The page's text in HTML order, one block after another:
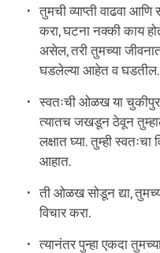
तुमची व्याप्ती वाढवा आणि
करा, घटना नक्की काय
असेल, तरी तुमच्या
घडलेल्या आहेत व घडतील.
स्वतःची ओळख या
त्यातच जखडून ठेवून
लक्षात घ्या. तुम्ही
आहात.
ती ओळख सोडून द्या,
विचार करा.
त्यानंतर पुन्हा एकदा